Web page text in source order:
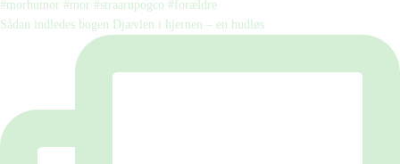
Sådan indledes bogen Djævlen i hjernen – en hudløs